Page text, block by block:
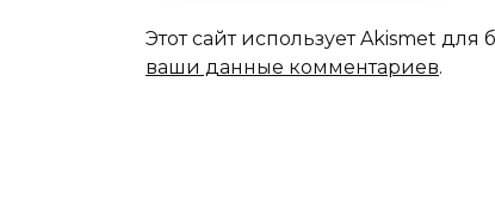
Этот сайт использует Akismet для
ваши данные комментариев.